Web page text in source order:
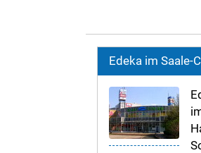
Edeka im Saale-